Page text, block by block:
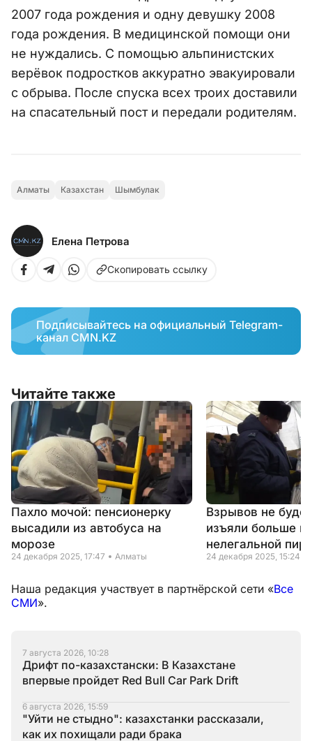
2007 года рождения и одну девушку 2008
года рождения. В медицинской помощи они
не нуждались. С помощью альпинистских
верёвок подростков аккуратно эвакуировали
с обрыва. После спуска всех троих доставили
на спасательный пост и передали родителям.
Алматы Казахстан Шымбулак
Елена Петрова
Скопировать ссылку
Подписывайтесь на официальный Telegram-
канал CMN.KZ
Читайте также
Пахло мочой: пенсионерку
высадили из автобуса на
морозе
24 декабря 2025, 17:47 Алматы
Взрывов не
изъяли больше
нелегальной
24 декабря 2025, 15:24
Наша редакция участвует в партнёрской сети «Все
СМИ».
7 августа 2026, 10:28
Дрифт по-казахстански: В Казахстане
впервые пройдет Red Bull Car Park Drift
6 августа 2026, 15:59
"Уйти не стыдно": казахстанки рассказали,
как их похищали ради брака